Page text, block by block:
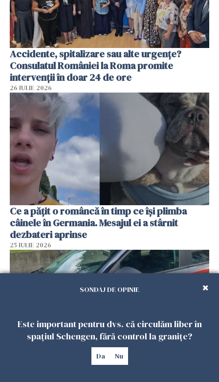
Accidente, spitalizare sau alte urgențe?
Consulatul României la Roma promite
intervenții în doar 24 de ore
26 IULIE 2026
Ce a pățit o româncă în timp ce își plimba
câinele în Germania. Mesajul ei a stârnit
dezbateri aprinse
25 IULIE 2026
Româncă din Italia, acuzată că și-a lăsat copiii
SONDAJ DE OPINIE
Este important pentru dvs. că circulăm liber în
spațiul Schengen, fără control la granițe?
Da Nu